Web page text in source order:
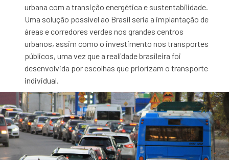
urbana com a transição energética e sustentabilidade.
Uma solução possível ao Brasil seria a implantação de
áreas e corredores verdes nos grandes centros
urbanos, assim como o investimento nos transportes
públicos, uma vez que a realidade brasileira foi
desenvolvida por escolhas que priorizam o transporte
individual.